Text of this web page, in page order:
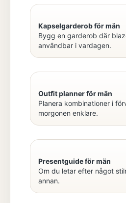
Kapselgarderob för män
Bygg en garderob där
användbar i vardagen.
Outfit planner för män
Planera kombinationer i
morgonen enklare.
Presentguide för män
Om du letar efter något
annan.